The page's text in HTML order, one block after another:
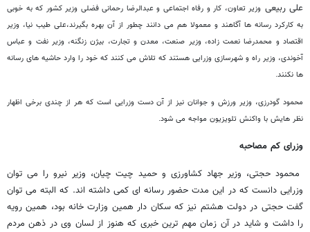
علی ربیعی وزیر تعاون، کار و رفاه اجتماعی و عبدالرضا رحمانی فضلی وزیر کشور که به خوبی
به کارکرد رسانه ها آگاهند و معمولا هم می دانند چطور از آن بهره بگیرند،علی طیب نیا، وزیر
اقتصاد و محمدرضا نعمت زاده، وزیر صنعت، معدن و تجارت، بیژن زنگنه، وزیر نفت و عباس
آخوندی، وزیر راه و شهرسازی وزرایی هستند که تلاش می کنند که خود را وارد حاشیه های رسانه
ها نکنند.
محمود گودرزی، وزیر ورزش و جوانان نیز از آن دست وزرایی است که هر از چندی برخی اظهار
نظر هایش با واکنش تلویزیون مواجه می شود.
وزرای کم مصاحبه
محمود حجتی، وزیر جهاد کشاورزی و حمید چیت چیان، وزیر نیرو را می توان
وزرایی دانست که در این مدت حضور رسانه ای کمی داشته اند. که البته می توان
گفت حجتی در دولت هشتم نیز که سکان دار همین وزارت خانه بود، همین رویه
را داشت و شاید در آن زمان مهم ترین خبری که هنوز از لسان وی در ذهن مردم